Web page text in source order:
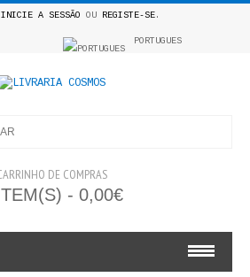
INICIE A SESSÃO OU REGISTE-SE.
PORTUGUES
DE COMPRAS
- 0,00€